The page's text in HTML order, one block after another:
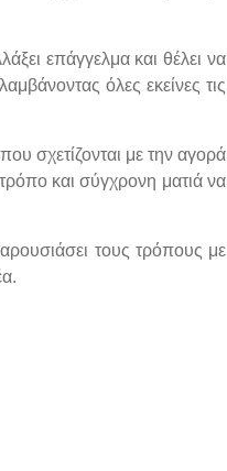
επάγγελμα και θέλει να
όλες εκείνες τις
σχετίζονται με την αγορά
και σύγχρονη ματιά να
τους τρόπους με